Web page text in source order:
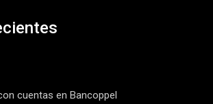
cuentas en Bancoppel